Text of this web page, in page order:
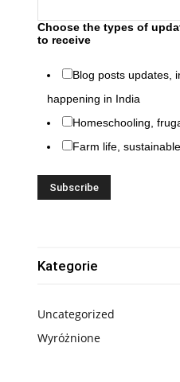
Choose the types of
to receive
Blog posts updates,
happening in India
Homeschooling,
Farm life,
Kategorie
Uncategorized
Wyróżnione